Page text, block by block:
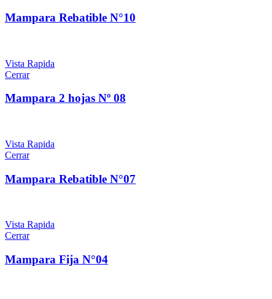
Mampara Rebatible N°10
Vista Rapida
Cerrar
Mampara 2 hojas Nº 08
Vista Rapida
Cerrar
Mampara Rebatible N°07
Vista Rapida
Cerrar
Mampara Fija N°04